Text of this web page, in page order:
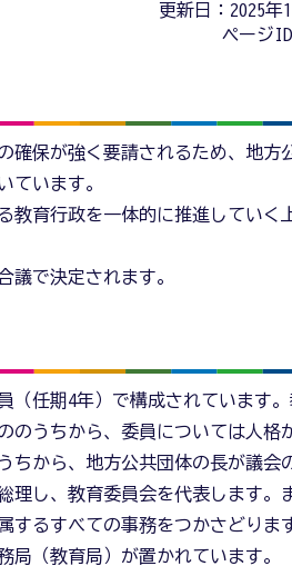
更新日：2025年
ページID
確保が強く要請されるため、地方
ています。
育行政を一体的に推進していく
議で決定されます。
（任期4年）で構成されています
のうちから、委員については人格
ちから、地方公共団体の長が議会
し、教育委員会を代表します。
するすべての事務をつかさどりま
局（教育局）が置かれています。